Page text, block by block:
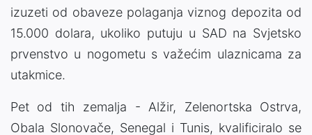
izuzeti od obaveze polaganja viznog depozita od
15.000 dolara, ukoliko putuju u SAD na Svjetsko
prvenstvo u nogometu s važećim ulaznicama za
utakmice.
Pet od tih zemalja - Alžir, Zelenortska Ostrva,
Obala Slonovače, Senegal i Tunis, kvalificiralo se